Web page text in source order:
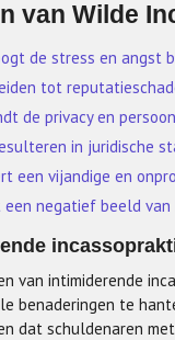
van Wilde
de stress en angst
tot
de privacy en
in juridische
een vijandige en
een negatief beeld
van intimiderende
benaderingen te
dat schuldenaren